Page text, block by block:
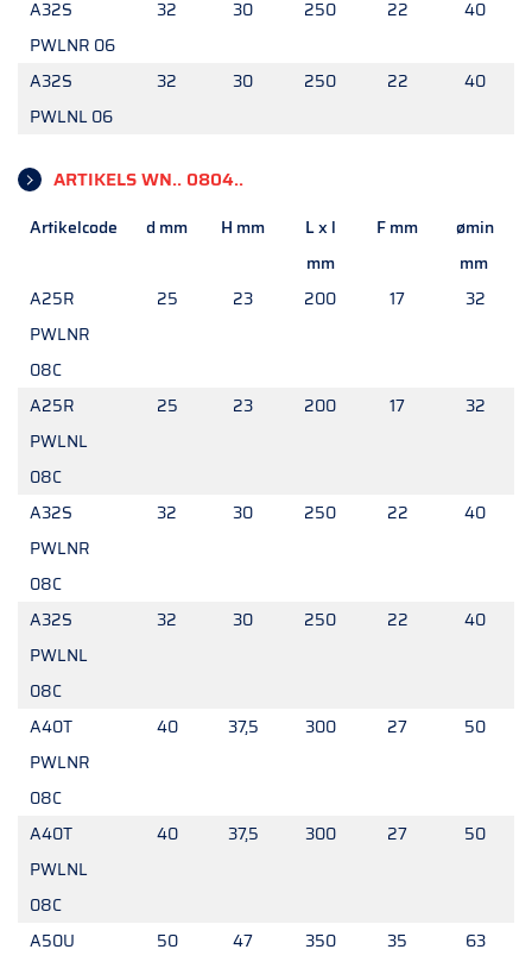
A32S
PWLNR 06
32 30 250 22 40
A32S
PWLNL 06
32 30 250 22 40
ARTIKELS WN.. 0804..
Artikelcode d mm H mm
L x l
mm
F mm
ømin
mm
A25R
PWLNR
08C
25 23 200 17 32
A25R
PWLNL
08C
25 23 200 17 32
A32S
PWLNR
08C
32 30 250 22 40
A32S
PWLNL
08C
32 30 250 22 40
A40T
PWLNR
08C
40 37,5 300 27 50
A40T
PWLNL
08C
40 37,5 300 27 50
A50U
50 47 350 35 63